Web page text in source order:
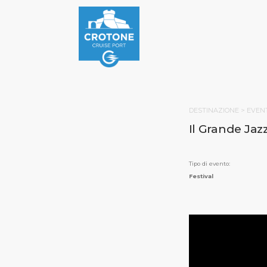
DESTINAZIONE >
Il Grande
Tipo di evento:
Festival